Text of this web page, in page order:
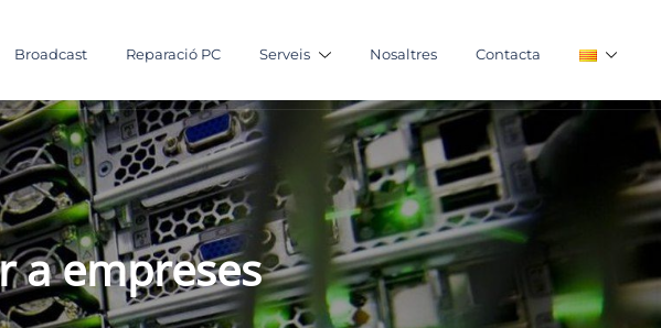
Broadcast Reparació PC Serveis Nosaltres Contacta
a empreses